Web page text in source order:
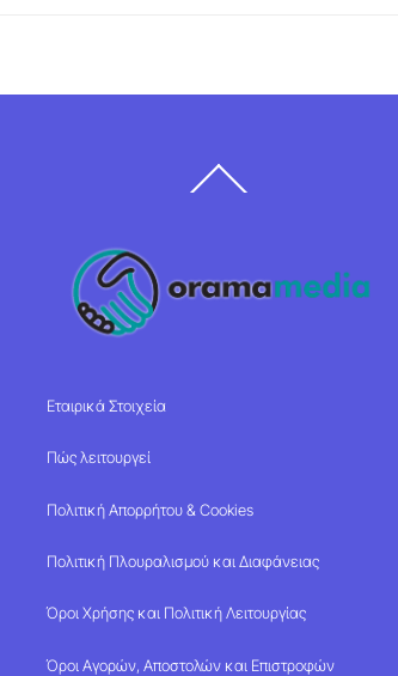
To
Εταιρικά Στοιχεία
Πώς λειτουργεί
Πολιτική Απορρήτου & Cookies
Πολιτική Πλουραλισμού και Διαφάνειας
Όροι Χρήσης και Πολιτική Λειτουργίας
Όροι Αγορών, Αποστολών και Επιστροφών